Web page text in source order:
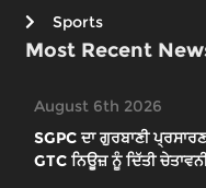
Sports
Most Recent
August 6th 2026
SGPC ਦਾ ਗੁਰਬਾਣੀ
GTC ਨਿਊਜ਼ ਨੂੰ ਦਿੱਤੀ